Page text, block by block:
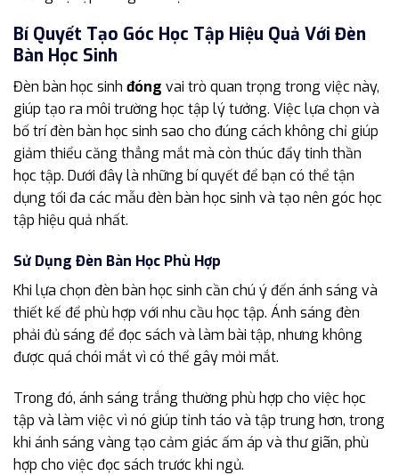
Bí Quyết Tạo Góc Học Tập Hiệu Quả Với Đèn
Bàn Học Sinh
Đèn bàn học sinh đóng vai trò quan trọng trong việc này,
giúp tạo ra môi trường học tập lý tưởng. Việc lựa chọn và
bố trí đèn bàn học sinh sao cho đúng cách không chỉ giúp
giảm thiểu căng thẳng mắt mà còn thúc đẩy tinh thần
học tập. Dưới đây là những bí quyết để bạn có thể tận
dụng tối đa các mẫu đèn bàn học sinh và tạo nên góc học
tập hiệu quả nhất.
Sử Dụng Đèn Bàn Học Phù Hợp
Khi lựa chọn đèn bàn học sinh cần chú ý đến ánh sáng và
thiết kế để phù hợp với nhu cầu học tập. Ánh sáng đèn
phải đủ sáng để đọc sách và làm bài tập, nhưng không
được quá chói mắt vì có thể gây mỏi mắt.
Trong đó, ánh sáng trắng thường phù hợp cho việc học
tập và làm việc vì nó giúp tỉnh táo và tập trung hơn, trong
khi ánh sáng vàng tạo cảm giác ấm áp và thư giãn, phù
hợp cho việc đọc sách trước khi ngủ.